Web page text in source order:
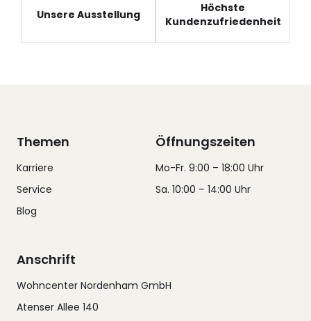
Unsere Ausstellung
Höchste
Kundenzufriedenheit
Themen
Karriere
Service
Blog
Öffnungszeiten
Mo-Fr. 9:00 – 18:00 Uhr
Sa. 10:00 – 14:00 Uhr
Anschrift
Wohncenter Nordenham GmbH
Atenser Allee 140